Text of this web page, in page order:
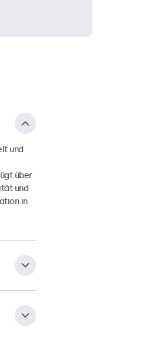
und
über
und
in
auf der